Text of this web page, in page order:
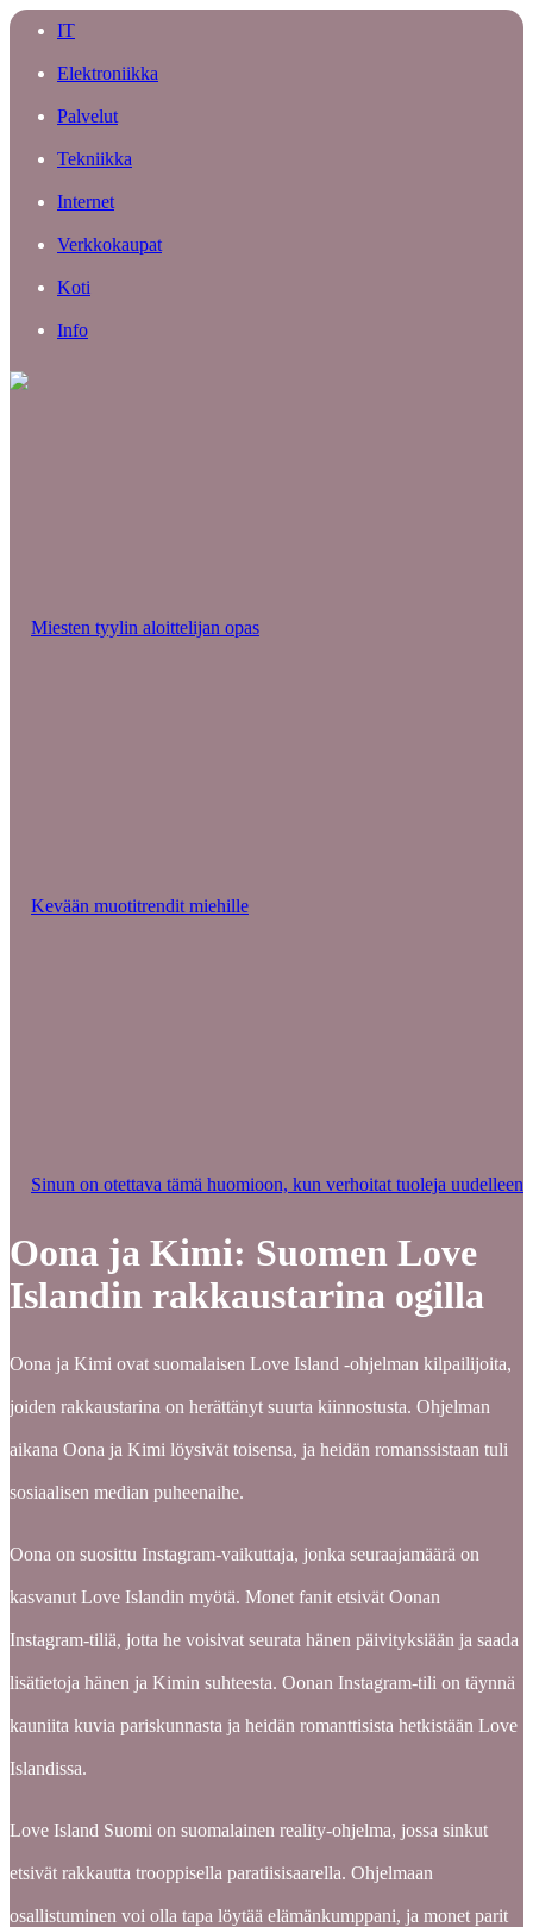
IT
Elektroniikka
Palvelut
Tekniikka
Internet
Verkkokaupat
Koti
Info
Miesten tyylin aloittelijan opas
Kevään muotitrendit miehille
Sinun on otettava tämä huomioon, kun verhoitat tuoleja uudelleen
Oona ja Kimi: Suomen Love
Islandin rakkaustarina ogilla
Oona ja Kimi ovat suomalaisen Love Island -ohjelman kilpailijoita,
joiden rakkaustarina on herättänyt suurta kiinnostusta. Ohjelman
aikana Oona ja Kimi löysivät toisensa, ja heidän romanssistaan tuli
sosiaalisen median puheenaihe.
Oona on suosittu Instagram-vaikuttaja, jonka seuraajamäärä on
kasvanut Love Islandin myötä. Monet fanit etsivät Oonan
Instagram-tiliä, jotta he voisivat seurata hänen päivityksiään ja saada
lisätietoja hänen ja Kimin suhteesta. Oonan Instagram-tili on täynnä
kauniita kuvia pariskunnasta ja heidän romanttisista hetkistään Love
Islandissa.
Love Island Suomi on suomalainen reality-ohjelma, jossa sinkut
etsivät rakkautta trooppisella paratiisisaarella. Ohjelmaan
osallistuminen voi olla tapa löytää elämänkumppani, ja monet parit